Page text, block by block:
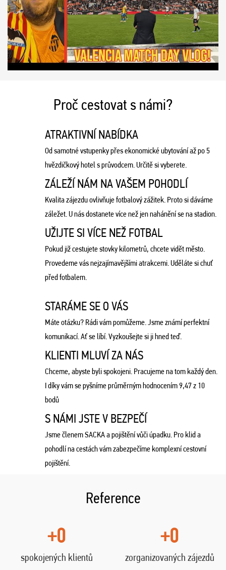
Proč cestovat s námi?
ATRAKTIVNÍ NABÍDKA
Od samotné vstupenky přes ekonomické ubytování až po 5
hvězdičkový hotel s průvodcem. Určitě si vyberete.
ZÁLEŽÍ NÁM NA VAŠEM POHODLÍ
Kvalita zájezdu ovlivňuje fotbalový zážitek. Proto si dáváme
záležet. U nás dostanete více než jen nahánění se na stadion.
UŽIJTE SI VÍCE NEŽ FOTBAL
Pokud již cestujete stovky kilometrů, chcete vidět město.
Provedeme vás nejzajímavějšími atrakcemi. Uděláte si chuť
před fotbalem.
STARÁME SE O VÁS
Máte otázku? Rádi vám pomůžeme. Jsme známí perfektní
komunikací. Ať se líbí. Vyzkoušejte si ji hned teď.
KLIENTI MLUVÍ ZA NÁS
Chceme, abyste byli spokojeni. Pracujeme na tom každý den.
I díky vám se pyšníme průměrným hodnocením 9,47 z 10
bodů
S NÁMI JSTE V BEZPEČÍ
Jsme členem SACKA a pojištění vůči úpadku. Pro klid a
pohodlí na cestách vám zabezpečíme komplexní cestovní
pojištění.
Reference
+0
spokojených klientů
+0
zorganizovaných zájezdů